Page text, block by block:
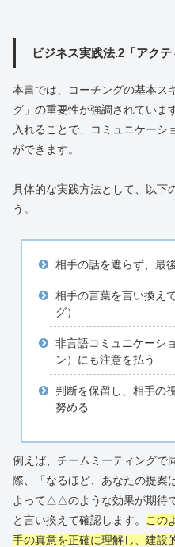
ビジネス実践法.2「アクテ
本書では、コーチングの基本ス
グ」の重要性が強調されていま
入れることで、コミュニケーシ
ができます。
具体的な実践方法として、以下
う。
相手の話を遮らず、最
相手の言葉を言い換え
グ）
非言語コミュニケーシ
ン）にも注意を払う
判断を保留し、相手の
努める
例えば、チームミーティングで
際、「なるほど、あなたの提案
よって△△のような効果が期待
と言い換えて確認します。
この
手の真意を正確に理解し、建設